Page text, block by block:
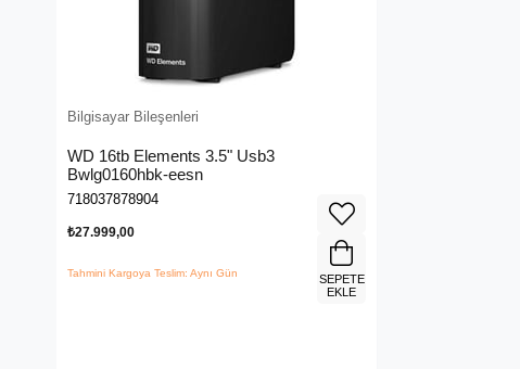
Bilgisayar Bileşenleri
WD 16tb Elements 3.5" Usb3
Bwlg0160hbk-eesn
718037878904
₺27.999,00
Tahmini Kargoya Teslim: Aynı Gün
SEPETE
EKLE